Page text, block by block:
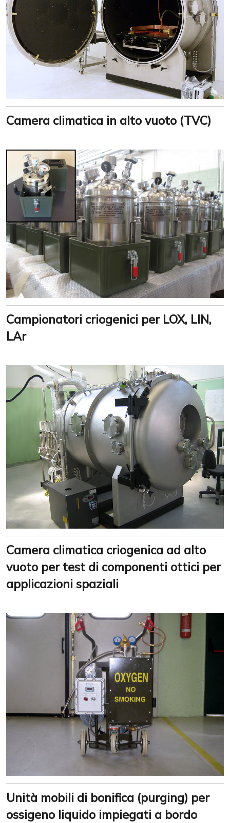
Camera climatica in alto vuoto (TVC)
Campionatori criogenici per LOX, LIN,
LAr
Camera climatica criogenica ad alto
vuoto per test di componenti ottici per
applicazioni spaziali
Unità mobili di bonifica (purging) per
ossigeno liquido impiegati a bordo